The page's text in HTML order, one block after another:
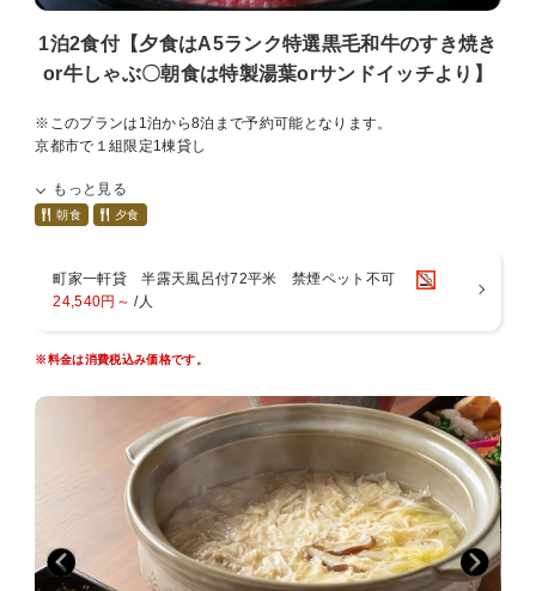
1泊2食付【夕食はA5ランク特選黒毛和牛のすき焼き
or牛しゃぶ〇朝食は特製湯葉orサンドイッチより】
※このプランは1泊から8泊まで予約可能となります。
京都市で１組限定1棟貸し
A5ランク雌牛の＜特選黒毛和牛霜降りロース＞のすき焼きorしゃぶし
ゃぶ。
お一人ずつ異なるお鍋のご用意も承ります。
大判で、上品にサシがはいった美しいお肉に期待が高まります。
供。
ます。
上質なお肉の脂身だけがもつ、とろけるような甘みが口いっぱいに広
和牛本来の凝縮された旨みを存分にご賞味下さい。
歴史深い京都の古民家で大切な方々とお鍋を囲む最高の私的空間を堪
能して下さい。
▼ご夕食後の〆(しめ）パフェがサービスで付いています。
もっと見る
朝食 夕食
町家一軒貸 半露天風呂付72平米 禁煙ペット不可
24,540円～ /人
※料金は消費税込み価格です。